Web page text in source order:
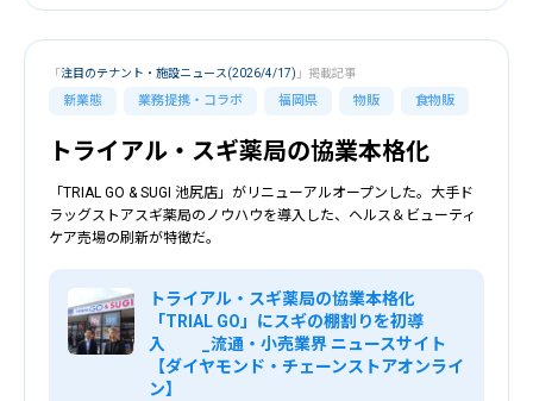
新業態 業務提携・コラボ 福岡県 物販 食物販
「注目のテナント・施設ニュース(2026/4/17) 」掲載記事
トライアル・スギ薬局の協業本格化
「TRIAL GO & SUGI 池尻店」がリニューアルオープンした。大手ド
ラッグストアスギ薬局のノウハウを導入した、ヘルス＆ビューティ
ケア売場の刷新が特徴だ。
トライアル・スギ薬局の協業本格化
「TRIAL GO」にスギの棚割りを初導
入 _流通・小売業界 ニュースサイト
【ダイヤモンド・チェーンストアオンライ
ン】